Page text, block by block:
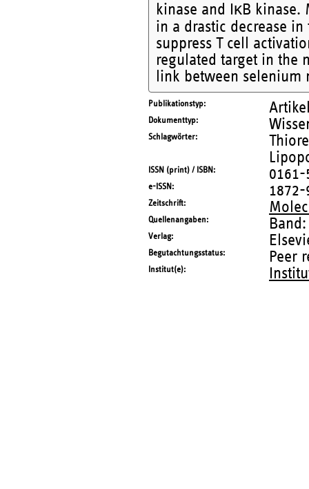
kinase and IκB
in a drastic decrease
suppress T cell
regulated target in the
link between
Publikationstyp
Dokumenttyp
Schlagwörter
ISSN (print) / ISBN 0161-
e-ISSN 1872-
Zeitschrift
Quellenangaben
Verlag
Begutachtungsstatus Peer
Institut(e)